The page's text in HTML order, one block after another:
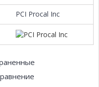
PCI Procal Inc